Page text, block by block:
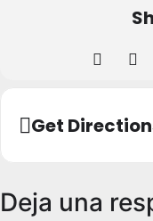
Get
Deja una